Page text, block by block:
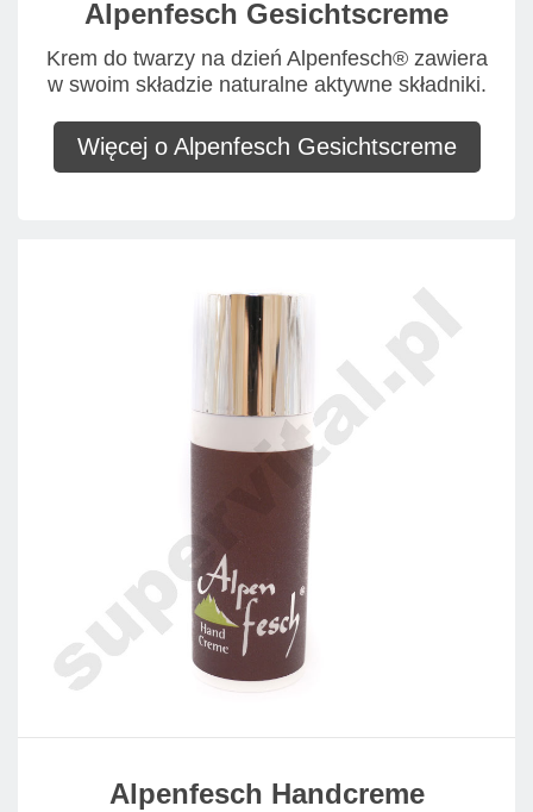
Alpenfesch Gesichtscreme
Krem do twarzy na dzień Alpenfesch® zawiera
w swoim składzie naturalne aktywne składniki.
Więcej o Alpenfesch Gesichtscreme
Alpenfesch Handcreme